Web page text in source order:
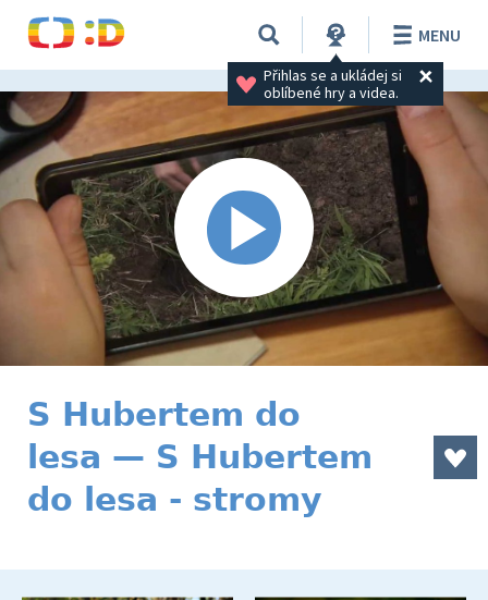
Přihlas se a ukládej si
oblíbené hry a videa.
MENU
S Hubertem do
lesa — S Hubertem
do lesa - stromy